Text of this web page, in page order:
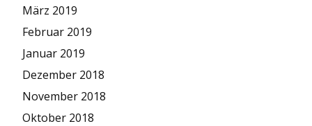
März 2019
Februar 2019
Januar 2019
Dezember 2018
November 2018
Oktober 2018